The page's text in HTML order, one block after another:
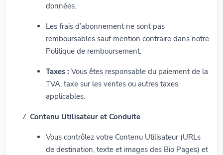
données.
Les frais d’abonnement ne sont pas
remboursables sauf mention contraire dans notre
Politique de remboursement.
Taxes : Vous êtes responsable du paiement de la
TVA, taxe sur les ventes ou autres taxes
applicables.
Contenu Utilisateur et Conduite
Vous contrôlez votre Contenu Utilisateur (URLs
de destination, texte et images des Bio Pages) et